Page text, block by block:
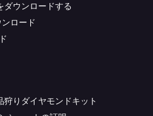
ウンロードする
ロード
りダイヤモンドキット